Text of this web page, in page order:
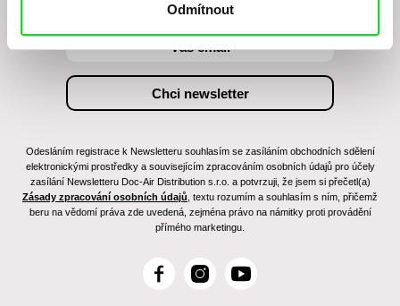
Odmítnout
Odesláním registrace k Newsletteru souhlasím se zasíláním obchodních sdělení
elektronickými prostředky a souvisejícím zpracováním osobních údajů pro účely
zasílání Newsletteru Doc-Air Distribution s.r.o. a potvrzuji, že jsem si přečetl(a)
Zásady zpracování osobních údajů , textu rozumím a souhlasím s ním, přičemž
beru na vědomí práva zde uvedená, zejména právo na námitky proti provádění
přímého marketingu.
F
I
Y